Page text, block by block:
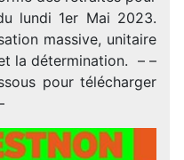
lundi 1er Mai 2023.
massive, unitaire
la détermination. – –
pour télécharger